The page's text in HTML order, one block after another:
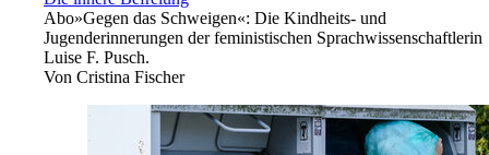
Abo»Gegen das Schweigen«: Die Kindheits- und
Jugenderinnerungen der feministischen Sprachwissenschaftlerin
Luise F. Pusch.
Von Cristina Fischer